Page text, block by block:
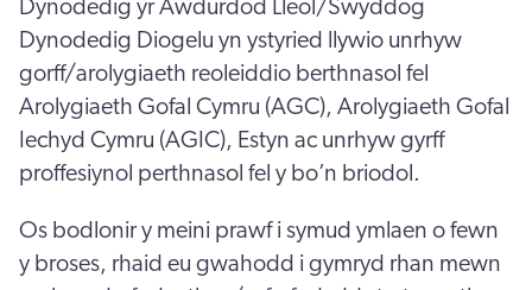
Dynodedig yr Awdurdod Lleol/Swyddog
Dynodedig Diogelu yn ystyried llywio unrhyw
gorff/arolygiaeth reoleiddio berthnasol fel
Arolygiaeth Gofal Cymru (AGC), Arolygiaeth Gofal
Iechyd Cymru (AGIC), Estyn ac unrhyw gyrff
proffesiynol perthnasol fel y bo’n briodol.
Os bodlonir y meini prawf i symud ymlaen o fewn
y broses, rhaid eu gwahodd i gymryd rhan mewn